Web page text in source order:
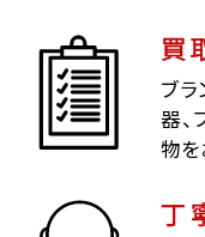
買
ブラ
器、
物を
丁